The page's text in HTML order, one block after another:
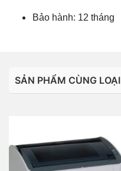
Bảo hành: 12 tháng
SẢN PHẨM CÙNG LOẠI